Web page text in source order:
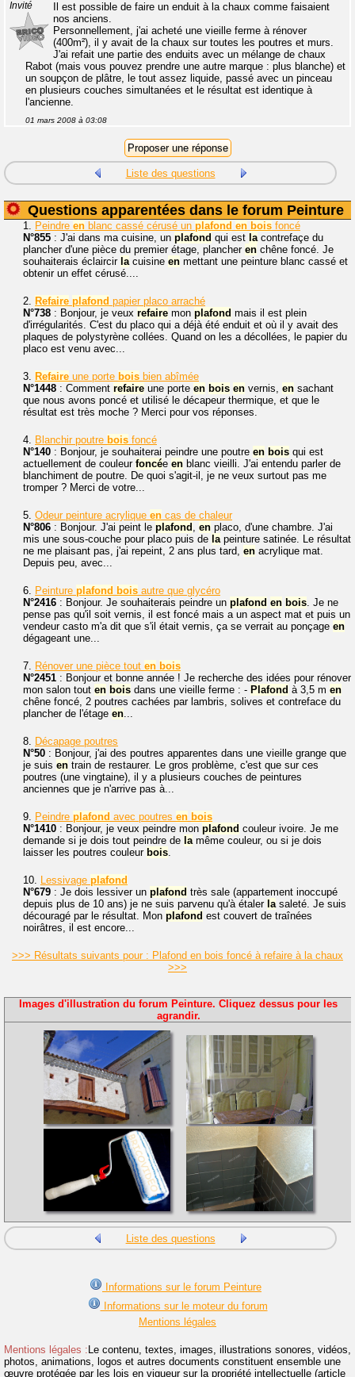
Invité
Il est possible de faire un enduit à la chaux comme faisaient
nos anciens.
Personnellement, j'ai acheté une vieille ferme à rénover
(400m²), il y avait de la chaux sur toutes les poutres et murs.
J'ai refait une partie des enduits avec un mélange de chaux
Rabot (mais vous pouvez prendre une autre marque : plus blanche) et
un soupçon de plâtre, le tout assez liquide, passé avec un pinceau
en plusieurs couches simultanées et le résultat est identique à
l'ancienne.
01 mars 2008 à 03:08
Liste des questions
Questions apparentées dans le forum Peinture
1. Peindre en blanc cassé cérusé un plafond en bois foncé
N°855 : J'ai dans ma cuisine, un plafond qui est lacontrefaçe du
plancher d'une pièce du premier étage, plancher en chêne foncé. Je
souhaiterais éclaircir lacuisine en mettant une peinture blanc cassé et
obtenir un effet cérusé....
2. Refaire plafond papier placo arraché
N°738 : Bonjour, je veux refaire mon plafond mais il est plein
d'irrégularités. C'est du placo qui a déjà été enduit et où il y avait des
plaques de polystyrène collées. Quand on les a décollées, le papier du
placo est venu avec...
3. Refaire une porte bois bien abîmée
N°1448 : Comment refaire une porte en bois en vernis, en sachant
que nous avons poncé et utilisé le décapeur thermique, et que le
résultat est très moche ? Merci pour vos réponses.
4. Blanchir poutre bois foncé
N°140 : Bonjour, je souhaiterai peindre une poutre en bois qui est
actuellement de couleur foncée en blanc vieilli. J'ai entendu parler de
blanchiment de poutre. De quoi s'agit-il, je ne veux surtout pas me
tromper ? Merci de votre...
5. Odeur peinture acrylique en cas de chaleur
N°806 : Bonjour. J'ai peint le plafond , en placo, d'une chambre. J'ai
mis une sous-couche pour placo puis de lapeinture satinée. Le résultat
ne me plaisant pas, j'ai repeint, 2 ans plus tard, en acrylique mat.
Depuis peu, avec...
6. Peinture plafond bois autre que glycéro
N°2416 : Bonjour. Je souhaiterais peindre un plafond en bois. Je ne
pense pas qu'il soit vernis, il est foncé mais a un aspect mat et puis un
vendeur casto m'a dit que s'il était vernis, ça se verrait au ponçage en
dégageant une...
7. Rénover une pièce tout en bois
N°2451 : Bonjour et bonne année ! Je recherche des idées pour rénover
mon salon tout en bois dans une vieille ferme : - Plafond à 3,5 m en
chêne foncé, 2 poutres cachées par lambris, solives et contreface du
plancher de l'étage en...
8. Décapage poutres
N°50 : Bonjour, j'ai des poutres apparentes dans une vieille grange que
je suis en train de restaurer. Le gros problème, c'est que sur ces
poutres (une vingtaine), il y a plusieurs couches de peintures
anciennes que je n'arrive pas à...
9. Peindre plafond avec poutres en bois
N°1410 : Bonjour, je veux peindre mon plafond couleur ivoire. Je me
demande si je dois tout peindre de lamême couleur, ou si je dois
laisser les poutres couleur bois.
10. Lessivage plafond
N°679 : Je dois lessiver un plafond très sale (appartement inoccupé
depuis plus de 10 ans) je ne suis parvenu qu'à étaler lasaleté. Je suis
découragé par le résultat. Mon plafond est couvert de traînées
noirâtres, il est encore...
>>> Résultats suivants pour : Plafond en bois foncé à refaire à la chaux
>>>
Images d'illustration du forum Peinture. Cliquez dessus pour les
agrandir.
Liste des questions
Informations sur le forum Peinture
Informations sur le moteur du forum
Mentions légales
Mentions légales :Le contenu, textes, images, illustrations sonores, vidéos,
photos, animations, logos et autres documents constituent ensemble une
œuvre protégée par les lois en vigueur sur la propriété intellectuelle (article